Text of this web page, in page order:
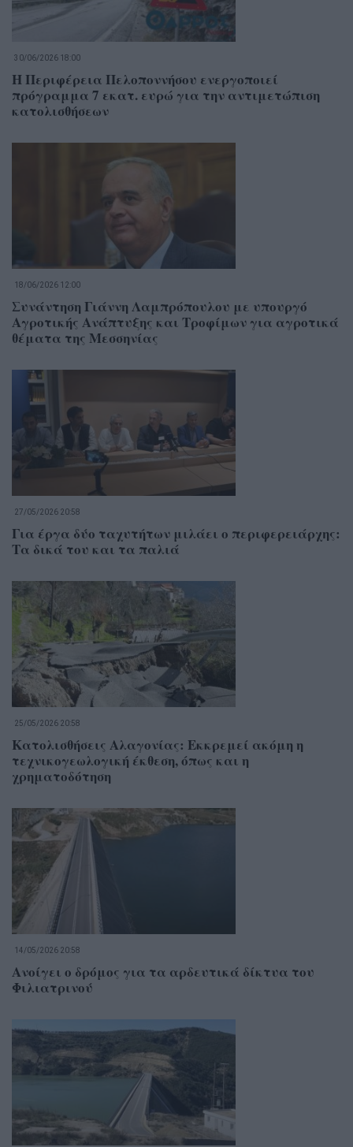
30/06/2026 18:00
Η Περιφέρεια Πελοποννήσου ενεργοποιεί
πρόγραμμα 7 εκατ. ευρώ για την αντιμετώπιση
κατολισθήσεων
18/06/2026 12:00
Συνάντηση Γιάννη Λαμπρόπουλου με υπουργό
Αγροτικής Ανάπτυξης και Τροφίμων για αγροτικά
θέματα της Μεσσηνίας
27/05/2026 20:58
Για έργα δύο ταχυτήτων μιλάει ο περιφερειάρχης:
Τα δικά του και τα παλιά
25/05/2026 20:58
Κατολισθήσεις Αλαγονίας: Εκκρεμεί ακόμη η
τεχνικογεωλογική έκθεση, όπως και η
χρηματοδότηση
14/05/2026 20:58
Ανοίγει ο δρόμος για τα αρδευτικά δίκτυα του
Φιλιατρινού